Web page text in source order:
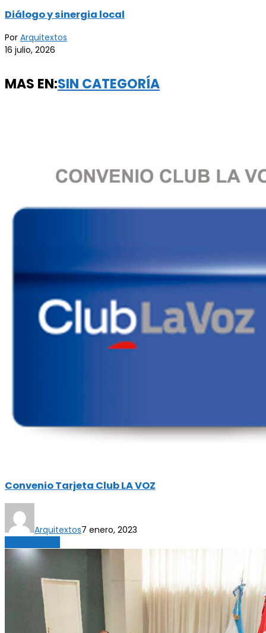
Diálogo y sinergia local
Por Arquitextos
16 julio, 2026
MAS EN:SIN CATEGORÍA
Convenio Tarjeta Club LA VOZ
Arquitextos7 enero, 2023